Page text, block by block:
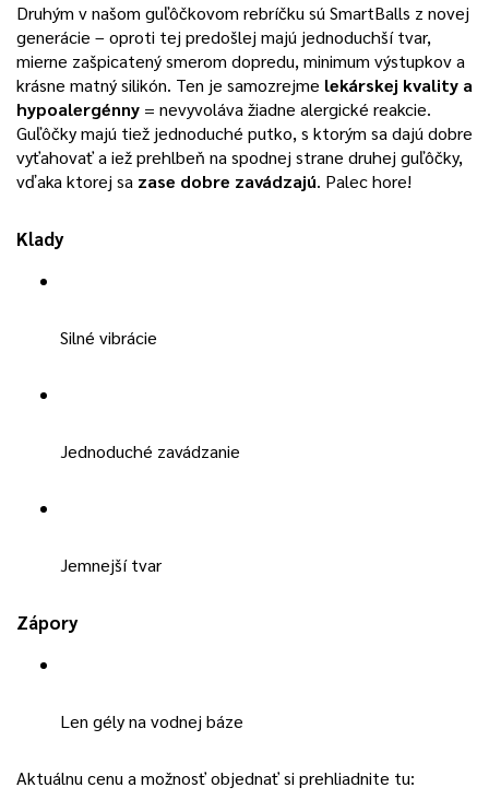
Druhým v našom guľôčkovom rebríčku sú SmartBalls z novej
generácie – oproti tej predošlej majú jednoduchší tvar,
mierne zašpicatený smerom dopredu, minimum výstupkov a
krásne matný silikón. Ten je samozrejme lekárskej kvality a
hypoalergénny = nevyvoláva žiadne alergické reakcie.
Guľôčky majú tiež jednoduché putko, s ktorým sa dajú dobre
vyťahovať a iež prehlbeň na spodnej strane druhej guľôčky,
vďaka ktorej sa zase dobre zavádzajú. Palec hore!
Klady
Silné vibrácie
Jednoduché zavádzanie
Jemnejší tvar
Zápory
Len gély na vodnej báze
Aktuálnu cenu a možnosť objednať si prehliadnite tu: